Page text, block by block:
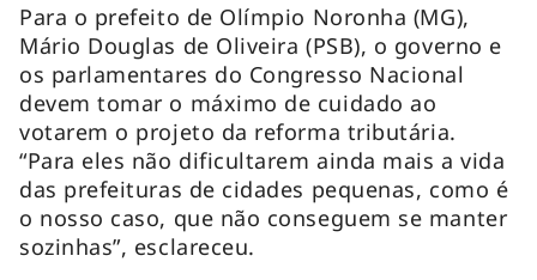
Para o prefeito de Olímpio Noronha (MG),
Mário Douglas de Oliveira (PSB), o governo e
os parlamentares do Congresso Nacional
devem tomar o máximo de cuidado ao
votarem o projeto da reforma tributária.
“Para eles não dificultarem ainda mais a vida
das prefeituras de cidades pequenas, como é
o nosso caso, que não conseguem se manter
sozinhas”, esclareceu.